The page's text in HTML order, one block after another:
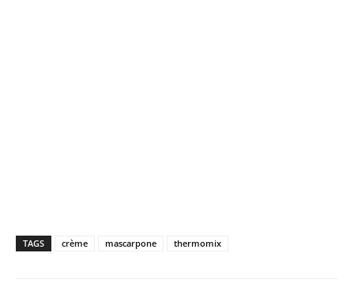
TAGS crème mascarpone thermomix